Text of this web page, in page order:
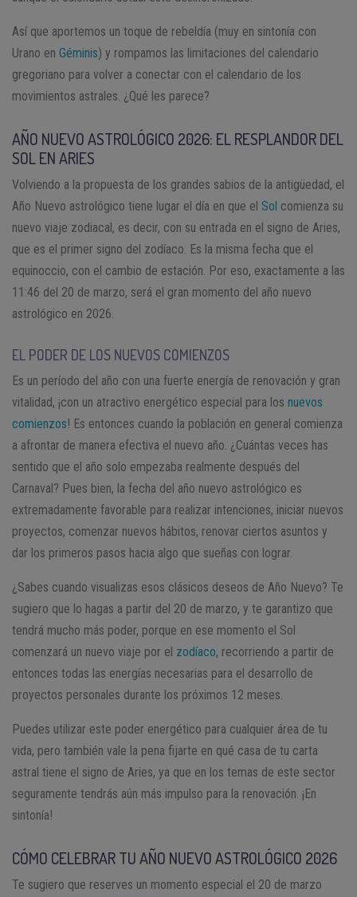
Así que aportemos un toque de rebeldía (muy en sintonía con
Urano en Géminis) y rompamos las limitaciones del calendario
gregoriano para volver a conectar con el calendario de los
movimientos astrales. ¿Qué les parece?
AÑO NUEVO ASTROLÓGICO 2026: EL RESPLANDOR DEL
SOL EN ARIES
Volviendo a la propuesta de los grandes sabios de la antigüedad, el
Año Nuevo astrológico tiene lugar el día en que el Sol comienza su
nuevo viaje zodiacal, es decir, con su entrada en el signo de Aries,
que es el primer signo del zodíaco. Es la misma fecha que el
equinoccio, con el cambio de estación. Por eso, exactamente a las
11:46 del 20 de marzo, será el gran momento del año nuevo
astrológico en 2026.
EL PODER DE LOS NUEVOS COMIENZOS
Es un período del año con una fuerte energía de renovación y gran
vitalidad, ¡con un atractivo energético especial para los nuevos
comienzos! Es entonces cuando la población en general comienza
a afrontar de manera efectiva el nuevo año. ¿Cuántas veces has
sentido que el año solo empezaba realmente después del
Carnaval? Pues bien, la fecha del año nuevo astrológico es
extremadamente favorable para realizar intenciones, iniciar nuevos
proyectos, comenzar nuevos hábitos, renovar ciertos asuntos y
dar los primeros pasos hacia algo que sueñas con lograr.
¿Sabes cuando visualizas esos clásicos deseos de Año Nuevo? Te
sugiero que lo hagas a partir del 20 de marzo, y te garantizo que
tendrá mucho más poder, porque en ese momento el Sol
comenzará un nuevo viaje por el zodíaco, recorriendo a partir de
entonces todas las energías necesarias para el desarrollo de
proyectos personales durante los próximos 12 meses.
Puedes utilizar este poder energético para cualquier área de tu
vida, pero también vale la pena fijarte en qué casa de tu carta
astral tiene el signo de Aries, ya que en los temas de este sector
seguramente tendrás aún más impulso para la renovación. ¡En
sintonía!
CÓMO CELEBRAR TU AÑO NUEVO ASTROLÓGICO 2026
Te sugiero que reserves un momento especial el 20 de marzo